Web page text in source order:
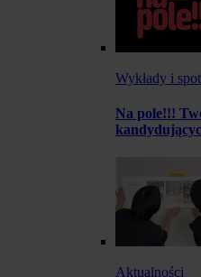
Wykłady i
Na pole!!!
Aktualności